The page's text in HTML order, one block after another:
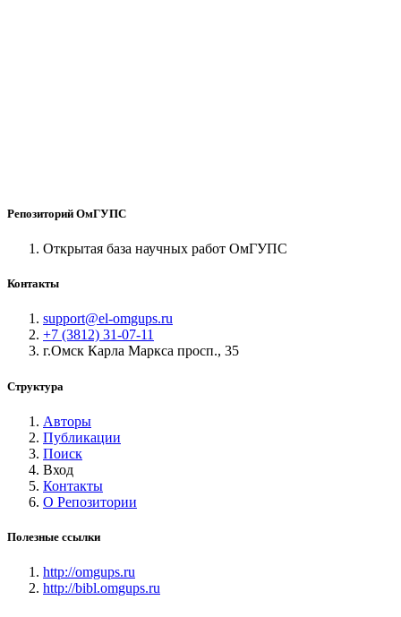
Репозиторий ОмГУПС
Открытая база научных работ ОмГУПС
Контакты
support@el-omgups.ru
+7 (3812) 31-07-11
г.Омск Карла Маркса просп., 35
Структура
Авторы
Публикации
Поиск
Вход
Контакты
О Репозитории
Полезные ссылки
http://omgups.ru
http://bibl.omgups.ru